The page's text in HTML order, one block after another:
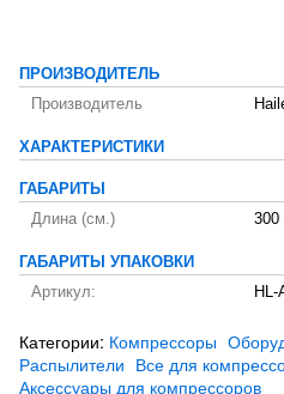
ПРОИЗВОДИТЕЛЬ
Производитель
ХАРАКТЕРИСТИКИ
ГАБАРИТЫ
Длина (см.)
ГАБАРИТЫ УПАКОВКИ
Артикул:
HL-
Категории: Компрессоры
Распылители Все для
Аксессуары для компрессоров